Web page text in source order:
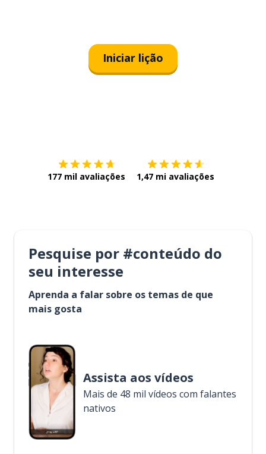
Iniciar lição
177 mil avaliações 1,47 mi avaliações
Pesquise por #conteúdo do
seu interesse
Aprenda a falar sobre os temas de que
mais gosta
Assista aos vídeos
Mais de 48 mil vídeos com falantes
nativos